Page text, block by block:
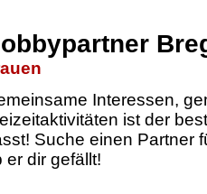
Interessen,
ist der
Suche einen Partner
er dir gefällt!